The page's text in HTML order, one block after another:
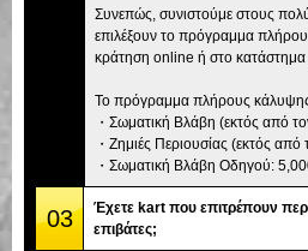
Συνεπώς, συνιστούμε στους
επιλέξουν το πρόγραμμα
κράτηση online ή στο κατάστημα
Το πρόγραμμα πλήρους κάλυψης
・Σωματική Βλάβη (εκτός από
・Ζημιές Περιουσίας (εκτός
・Σωματική Βλάβη Οδηγού:
03
Έχετε kart που επιτρέπουν
επιβάτες;